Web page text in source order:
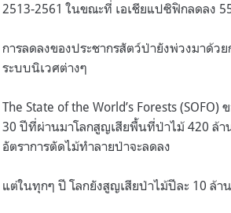
2513-2561 ในขณะที่ เอเชียแปซิฟิกลดลง
การลดลงของประชากรสัตว์ป่ายังพ่วงมาด้
ระบบนิเวศต่างๆ
The State of the World’s Forests
30 ปีที่ผ่านมาโลกสูญเสียพื้นที่ป่าไม้ 420 ล้า
อัตราการตัดไม้ทำลายป่าจะลดลง
แต่ในทุกๆ ปี โลกยังสูญเสียป่าไม้ปีละ 10 ล้า